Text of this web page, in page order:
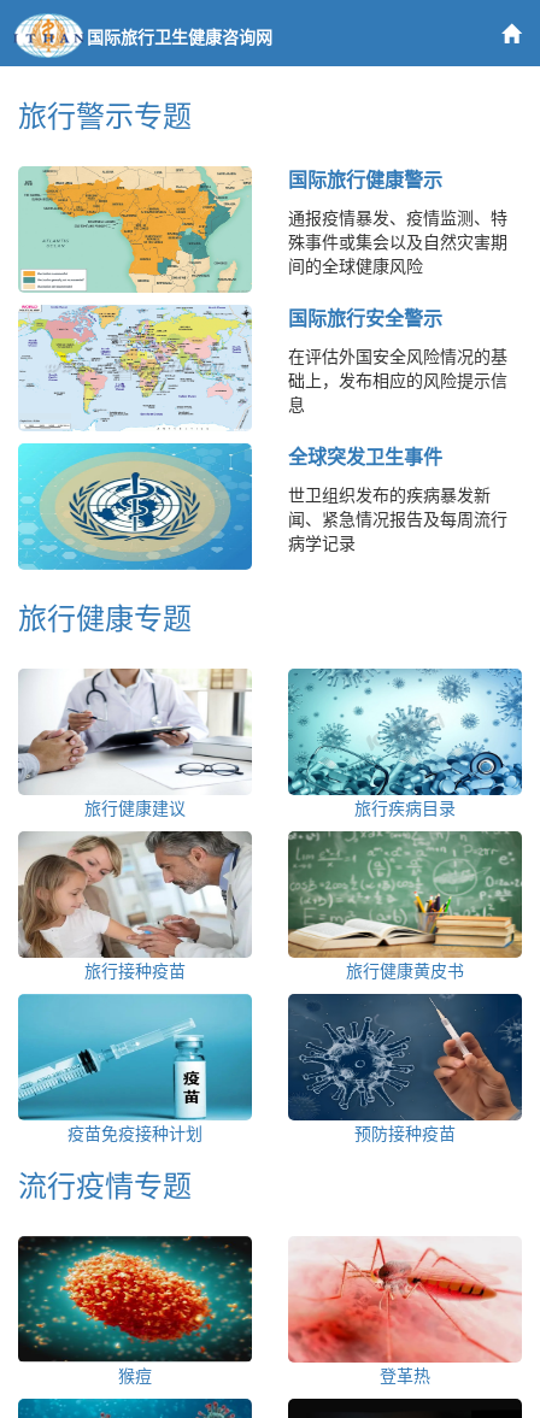
国际旅行卫生健康咨询网
旅行警示专题
国际旅行健康警示
通报疫情暴发、疫情监测、特
殊事件或集会以及自然灾害期
间的全球健康风险
国际旅行安全警示
在评估外国安全风险情况的基
础上，发布相应的风险提示信
息
全球突发卫生事件
世卫组织发布的疾病暴发新
闻、紧急情况报告及每周流行
病学记录
旅行健康专题
旅行健康建议 旅行疾病目录
旅行接种疫苗 旅行健康黄皮书
疫苗免疫接种计划 预防接种疫苗
流行疫情专题
猴痘 登革热